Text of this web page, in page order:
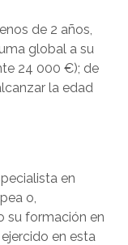
de 2 años,
global a su
24 000 €); de
la edad
en
o,
su formación en
en esta